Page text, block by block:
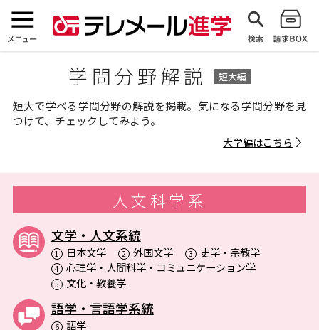
学問分野解説
短大で学べる学問分野の解説を掲載。気になる学問分野を見
つけて、チェックしてみよう。
大学編はこちら
人文科学系
文学・人文系統
1 日本文学 2 外国文学 3 史学・宗教学
4 心理学・人間科学・コミュニケーション学
5 文化・教養学
語学・言語学系統
6 語学